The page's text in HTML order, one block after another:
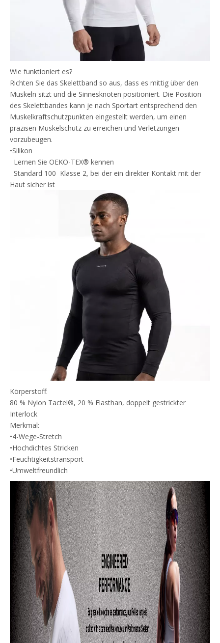
Wie funktioniert es?
Richten Sie das Skelettband so aus, dass es mittig über den
Muskeln sitzt und die Sinnesknoten positioniert. Die Position
des Skelettbandes kann je nach Sportart entsprechend den
Muskelkraftschutzpunkten eingestellt werden, um einen
präzisen Muskelschutz zu erreichen und Verletzungen
vorzubeugen.
•Silikon
Lernen Sie OEKO-TEX® kennen
Standard 100 Klasse 2, bei der ein direkter Kontakt mit der
Haut sicher ist
Körperstoff:
80 % Nylon Tactel®, 20 % Elasthan, doppelt gestrickter
Interlock
Merkmal:
•4-Wege-Stretch
•Hochdichtes Stricken
•Feuchtigkeitstransport
•Umweltfreundlich